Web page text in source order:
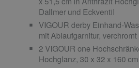
Dallmer und Eckventil
VIGOUR derby Einhand-
mit Ablaufgarnitur, verchromt
2 VIGOUR one
Hochglanz, 30 x 32 x 160 cm